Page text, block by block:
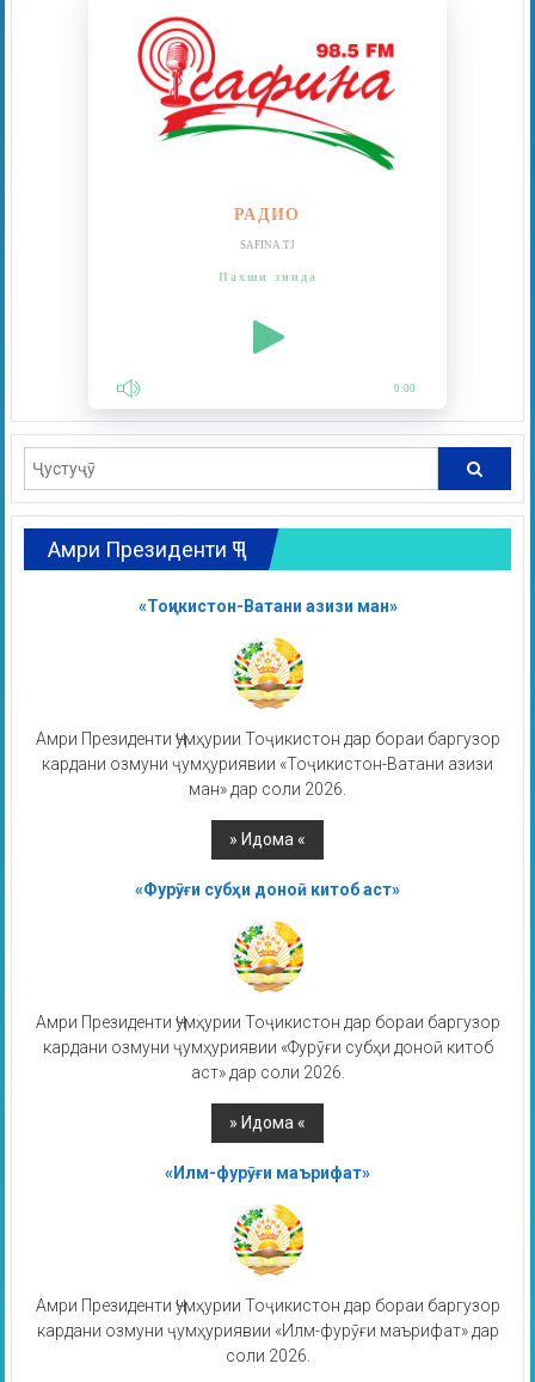
РАДИО
SAFINA.TJ
Пахши зинда
0:00
Амри Президенти ҶТ
«Тоҷикистон-Ватани азизи ман»
Амри Президенти Ҷумҳурии Тоҷикистон дар бораи баргузор
кардани озмуни ҷумҳуриявии «Тоҷикистон-Ватани азизи
ман» дар соли 2026.
«Фурӯғи субҳи доноӣ китоб аст»
Амри Президенти Ҷумҳурии Тоҷикистон дар бораи баргузор
кардани озмуни ҷумҳуриявии «Фурӯғи субҳи доноӣ китоб
аст» дар соли 2026.
«Илм-фурӯғи маърифат»
Амри Президенти Ҷумҳурии Тоҷикистон дар бораи баргузор
кардани озмуни ҷумҳуриявии «Илм-фурӯғи маърифат» дар
соли 2026.